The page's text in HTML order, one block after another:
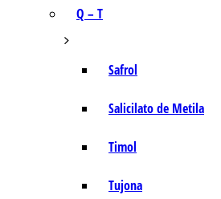
Q – T
Safrol
Salicilato de Metila
Timol
Tujona